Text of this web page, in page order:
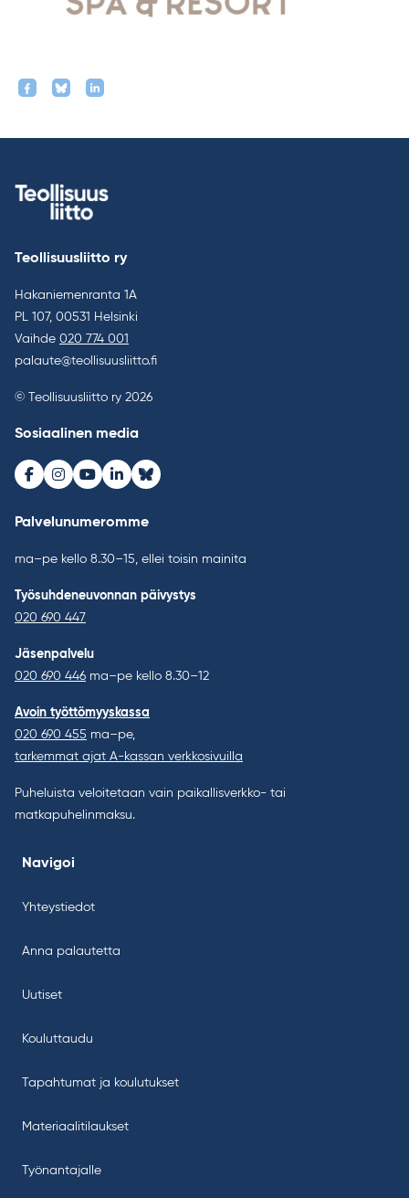
Teollisuusliitto ry
Hakaniemenranta 1A
PL 107, 00531 Helsinki
Vaihde 020 774 001
palaute@teollisuusliitto.fi
© Teollisuusliitto ry 2026
Sosiaalinen media
Facebook
Instagram
Youtube
LinkedInBluesky
Palvelunumeromme
ma–pe kello 8.30–15, ellei toisin mainita
Työsuhdeneuvonnan päivystys
020 690 447
Jäsenpalvelu
020 690 446 ma–pe kello 8.30–12
Avoin työttömyyskassa
020 690 455 ma–pe,
tarkemmat ajat A-kassan verkkosivuilla
Puheluista veloitetaan vain paikallisverkko- tai
matkapuhelinmaksu.
Navigoi
Yhteystiedot
Anna palautetta
Uutiset
Kouluttaudu
Tapahtumat ja koulutukset
Materiaalitilaukset
Työnantajalle